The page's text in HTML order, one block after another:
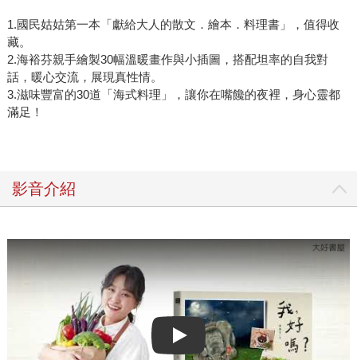
1.國民姑姑第一本「獻給大人的散文．繪本．料理書」，值得收
藏。
2.海裕芬親手繪製30幅溫暖畫作與小插圖，搭配坦率的自我對
話，暖心交流，展現真性情。
3.滋味豐富的30道「海式料理」，讓你在嘴饞的夜裡，身心靈都
滿足！
影音介紹
Play video